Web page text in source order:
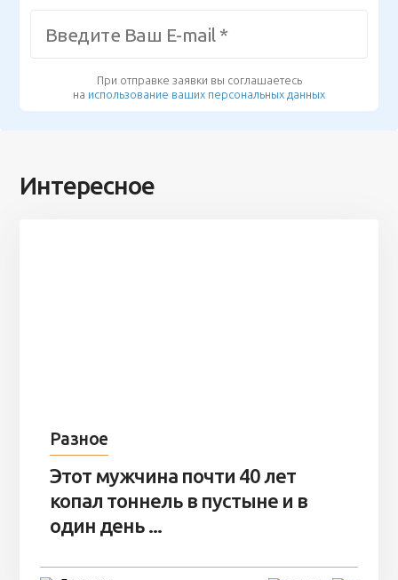
При отправке заявки вы соглашаетесь
на использование ваших персональных данных
Интересное
Разное
Этот мужчина почти 40 лет
копал тоннель в пустыне и в
один день ...